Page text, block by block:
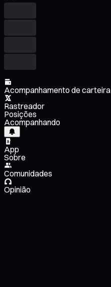
Acompanhamento de carteira
Rastreador
Posições
Acompanhando
App
Sobre
Comunidades
Opinião